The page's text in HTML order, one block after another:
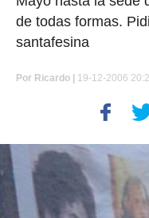
de todas formas.
santafesina
Por Ricardo | 19-12-2006